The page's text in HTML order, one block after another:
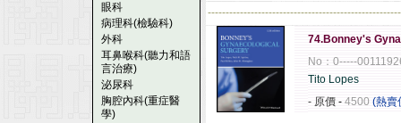
眼科
病理科(檢驗科)
外科
耳鼻喉科(聽力和語
言治療)
泌尿科
胸腔內科(重症醫
學)
74.Bonney's
No：0-----
Tito Lopes
- 原價 - 4500 (熱賣